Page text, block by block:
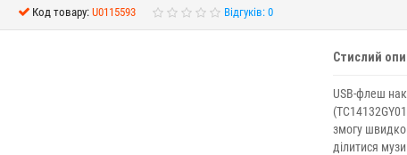
Код товару: U0115593 Відгуків: 0
Стислий
USB-флеш
змогу швидко
ділитися